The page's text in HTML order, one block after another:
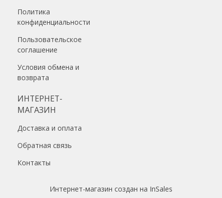
Политика
конфиденциальности
Пользовательское
соглашение
Условия обмена и
возврата
ИНТЕРНЕТ-
МАГАЗИН
Доставка и оплата
Обратная связь
Контакты
Интернет-магазин создан на InSales